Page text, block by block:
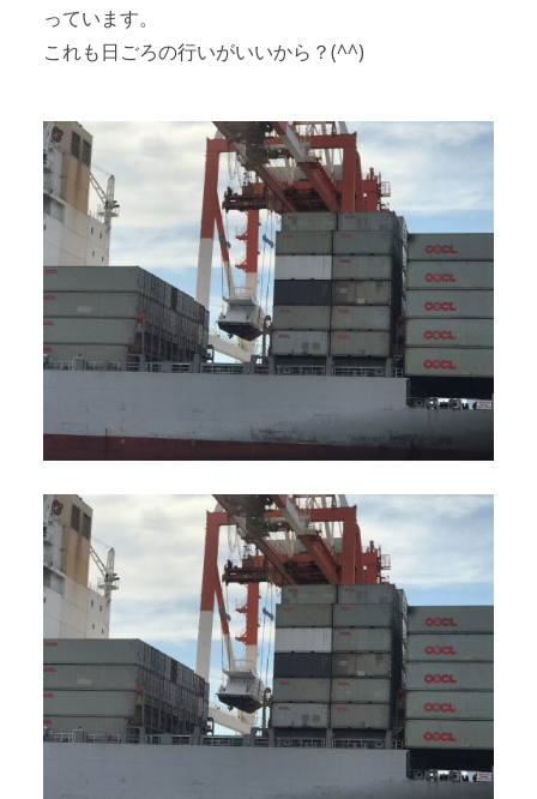
っています。
これも日ごろの行いがいいから？(^^)